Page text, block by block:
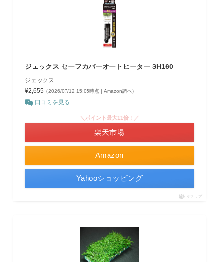
ジェックス セーフカバーオートヒーター SH160
ジェックス
¥2,655 （2026/07/12 15:05時点 | Amazon調べ）
口コミを見る
Amazon
＼ポイント最大11倍！／
楽天市場
Yahooショッピング
ポチップ